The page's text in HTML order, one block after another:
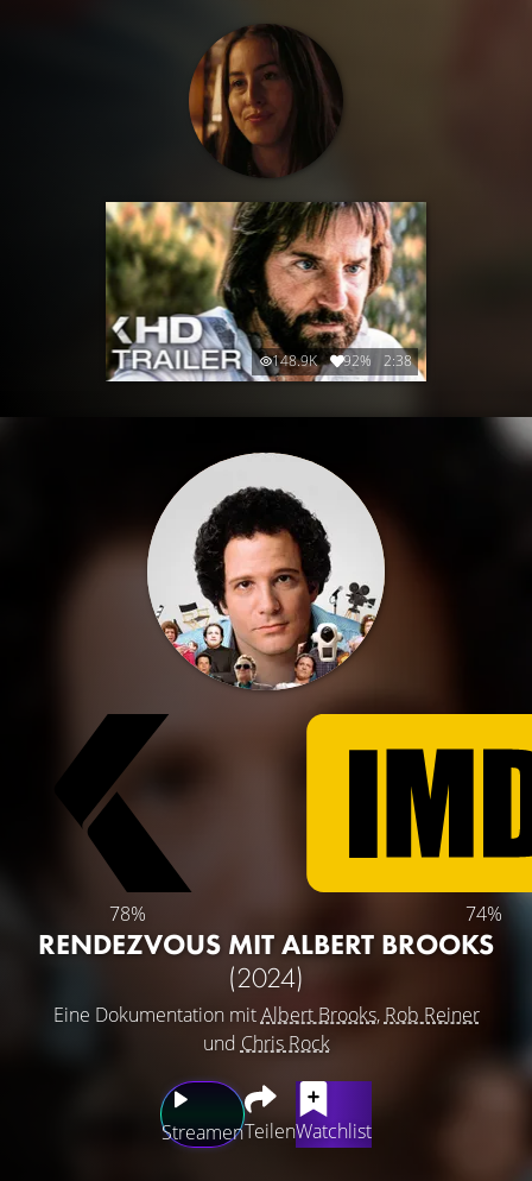
148.9K 92% 2:38
78% 74%
RENDEZVOUS MIT ALBERT BROOKS
(2024)
Eine Dokumentation mitAlbert Brooks, Rob Reiner
und Chris Rock
StreamenTeilenWatchlist